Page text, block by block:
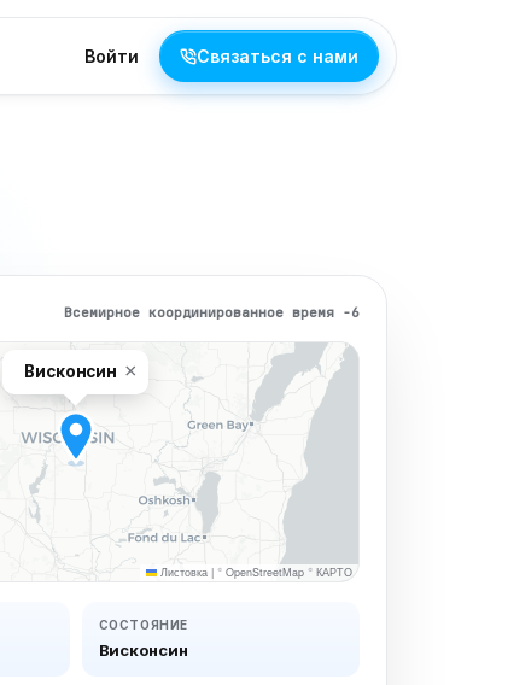
Войти Связаться с нами
Всемирное координированное время −6
Висконсин ×
Листовка |© OpenStreetMap© КАРТО
СОСТОЯНИЕ
Висконсин